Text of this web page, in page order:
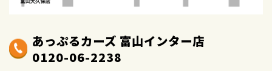
あっぷるカーズ 富山インター店
0120-06-2238